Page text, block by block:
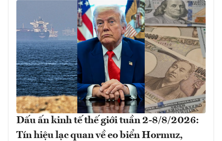
Dấu ấn kinh tế thế giới tuần 2-8/8/2026:
Tín hiệu lạc quan về eo biển Hormuz,